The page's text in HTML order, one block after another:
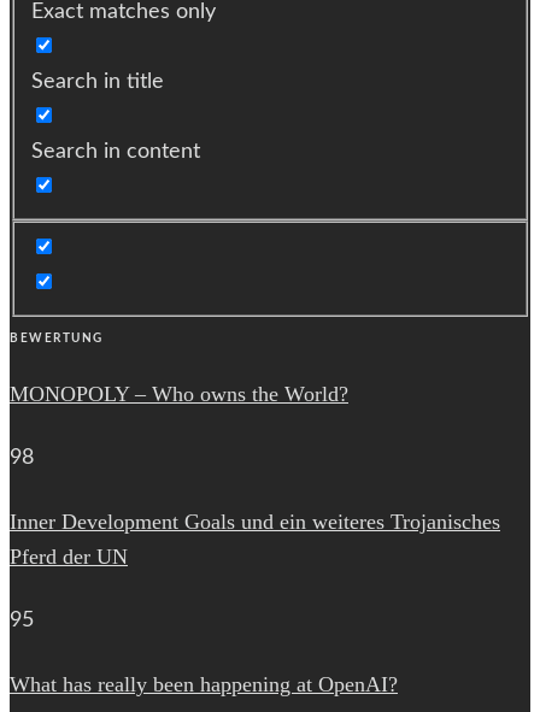
Exact matches only
Search in title
Search in content
BEWERTUNG
MONOPOLY – Who owns the World?
98
Inner Development Goals und ein weiteres Trojanisches
Pferd der UN
95
What has really been happening at OpenAI?